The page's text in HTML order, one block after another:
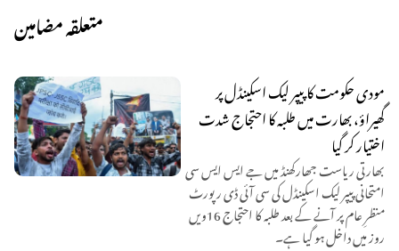
متعلقہ مضامین
مودی حکومت کا پیپر لیک اسکینڈل پر
گھیراؤ، بھارت میں طلبہ کا احتجاج شدت
اختیار کر گیا
بھارتی ریاست جھارکھنڈ میں جے ایس ایس سی
امتحانی پیپر لیک اسکینڈل کی سی آئی ڈی رپورٹ
منظرِ عام پر آنے کے بعد طلبہ کا احتجاج 16ویں
روز میں داخل ہو گیا ہے۔